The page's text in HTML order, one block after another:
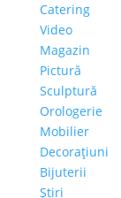
Catering
Video
Magazin
Pictură
Sculptură
Orologerie
Mobilier
Decoraţiuni
Bijuterii
Ştiri